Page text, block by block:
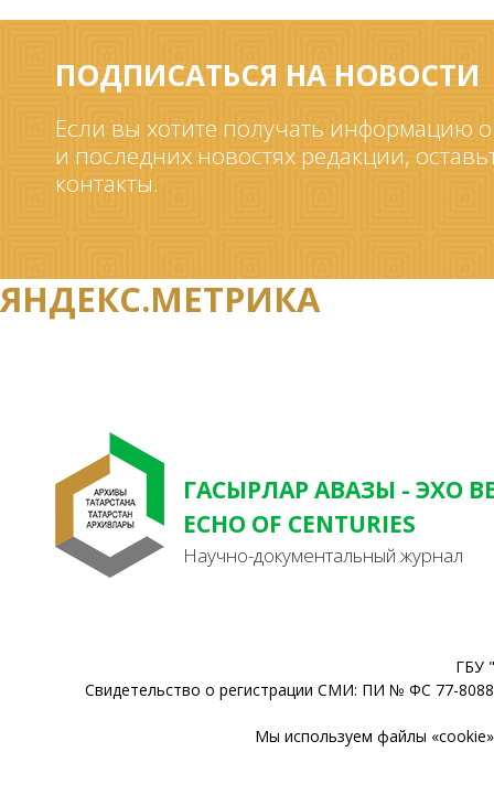
ПОДПИСАТЬСЯ НА НОВОСТИ
Если вы хотите получать информацию
и последних новостях редакции,
контакты.
ЯНДЕКС.МЕТРИКА
ГАСЫРЛАР АВАЗЫ - ЭХО
ECHO OF CENTURIES
Научно-документальный журнал
ГБУ
Свидетельство о регистрации СМИ: ПИ № ФС 77-
Мы используем файлы «cookie»